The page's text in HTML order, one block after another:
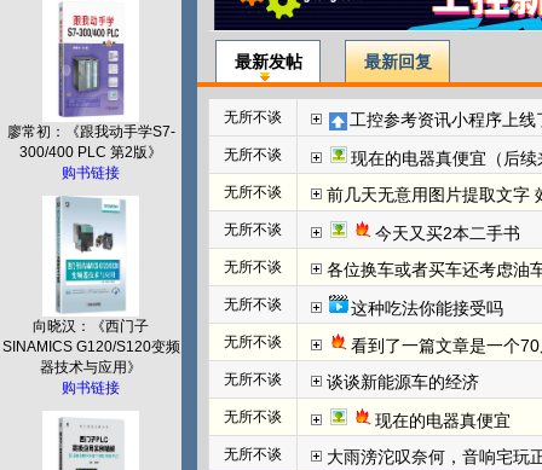
廖常初：《跟我动手学S7-
300/400 PLC 第2版》
购书链接
向晓汉：《西门子
SINAMICS G120/S120变频
器技术与应用》
购书链接
最新发帖 最新回复
无所不谈 工控参考资讯小程序上线
无所不谈 现在的电器真便宜（后续
无所不谈 前几天无意用图片提取文字
无所不谈 今天又买2本二手书
无所不谈 各位换车或者买车还考虑油
无所不谈 这种吃法你能接受吗
无所不谈 看到了一篇文章是一个
无所不谈 谈谈新能源车的经济
无所不谈 现在的电器真便宜
无所不谈 大雨滂沱叹奈何，音响宅玩